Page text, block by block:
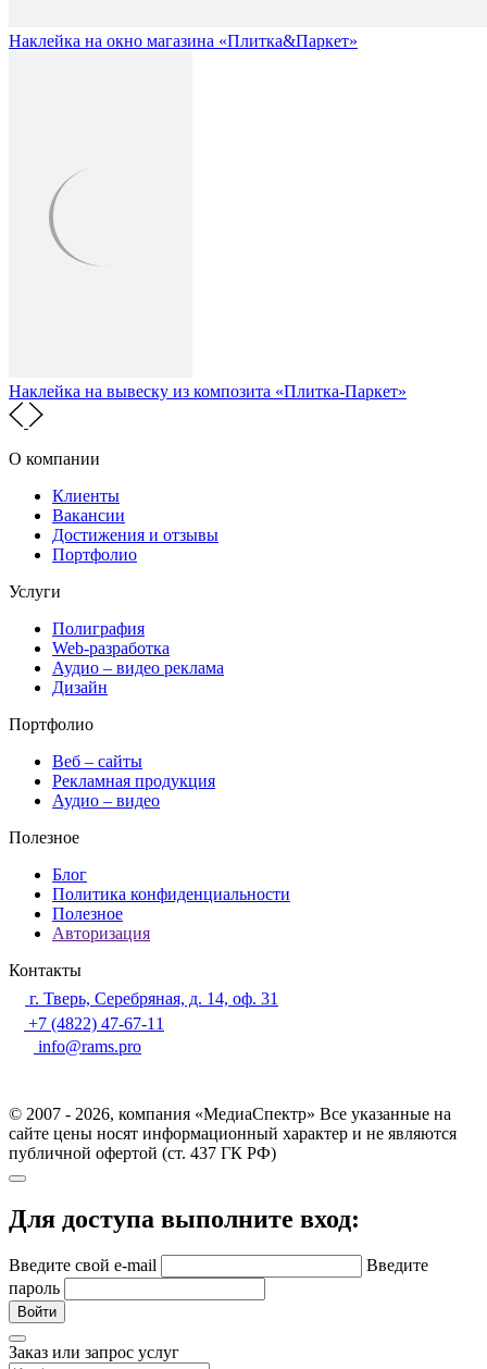
Наклейка на окно магазина «Плитка&Паркет»
Наклейка на вывеску из композита «Плитка-Паркет»
О компании
Клиенты
Вакансии
Достижения и отзывы
Портфолио
Услуги
Полиграфия
Web-разработка
Аудио – видео реклама
Дизайн
Портфолио
Веб – сайты
Рекламная продукция
Аудио – видео
Полезное
Блог
Политика конфиденциальности
Полезное
Авторизация
Контакты
г. Тверь, Серебряная, д. 14, оф. 31
+7 (4822) 47-67-11
info@rams.pro
© 2007 - 2026, компания «МедиаСпектр» Все указанные на
сайте цены носят информационный характер и не являются
публичной офертой (ст. 437 ГК РФ)
Для доступа выполните вход:
Введите свой e-mail
Введите
пароль
Войти
Заказ или запрос услуг